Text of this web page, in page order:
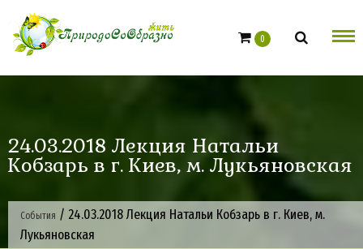
content
0
24.03.2018 Лекция Натальи
Кобзарь в г. Киев, м. Лукьяновская
События / 24.03.2018 Лекция Натальи Кобзарь в г. Киев, м.
Лукьяновская